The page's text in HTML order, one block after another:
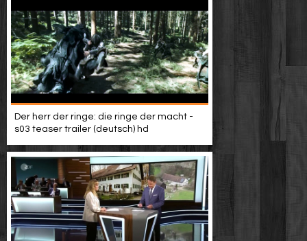
Der herr der ringe: die ringe der macht -
s03 teaser trailer (deutsch) hd